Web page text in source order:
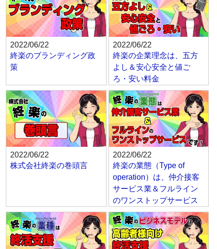
2022/06/22
終楽のブランディング政
策
2022/06/22
終楽の企業理念は、五方
よし＆安心安全と値ご
ろ・安い料金
2022/06/22
株式会社終楽の巻頭言
2022/06/22
終楽の業態（Type of
operation）は、仲介接客
サービス業＆フルライン
のワンストップサービス